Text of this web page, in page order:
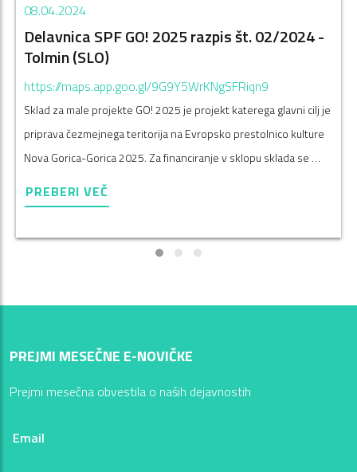
08.04.2024
Delavnica SPF GO! 2025 razpis št. 02/2024 -
Tolmin (SLO)
https://maps.app.goo.gl/9G9Y5WrKNgSFRiqn9
Sklad za male projekte GO! 2025 je projekt katerega glavni cilj je
priprava čezmejnega teritorija na Evropsko prestolnico kulture
Nova Gorica-Gorica 2025. Za financiranje v sklopu sklada se …
PREBERI VEČ
PREJMI MESEČNE E-NOVIČKE
Prejmi mesečna obvestila o naših dejavnostih
Email